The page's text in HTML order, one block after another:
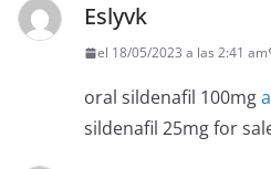
Eslyvk
el 18/05/2023 a las 2:41 am
oral sildenafil 100mg
sildenafil 25mg for